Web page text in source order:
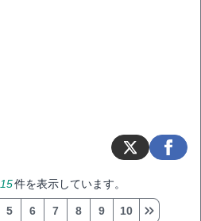
15件を表示しています。
5 6 7 8 9 10